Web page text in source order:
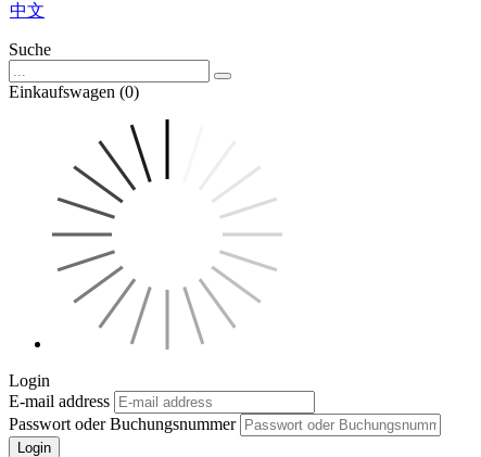
中文
Suche
Einkaufswagen (0)
Login
E-mail address
Passwort oder Buchungsnummer
Login